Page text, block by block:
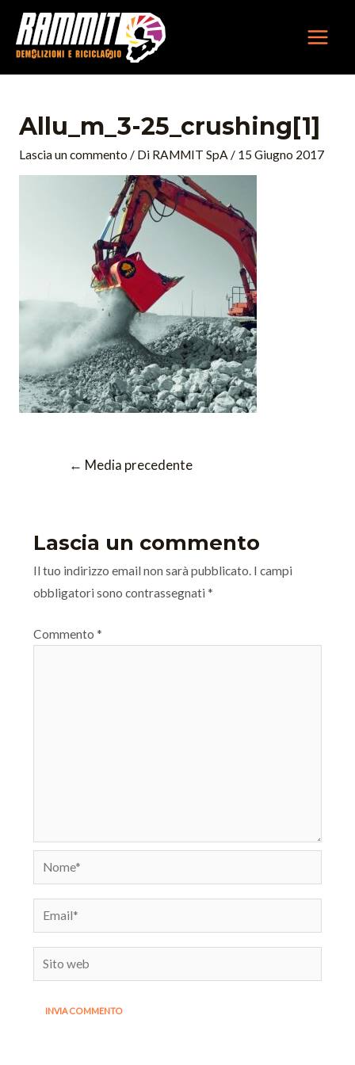
contenuto
Allu_m_3-25_crushing[1]
Lascia un commento / Di RAMMIT SpA / 15 Giugno 2017
← Media precedente
Lascia un commento
Il tuo indirizzo email non sarà pubblicato. I campi
obbligatori sono contrassegnati *
Commento *
Nome*
Email*
Sito
web